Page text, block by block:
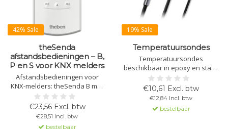
42% Sale
theSenda
afstandsbedieningen – B,
P en S voor KNX melders
Afstandsbedieningen voor
KNX-melders: theSenda B met
app-integratie, theSenda P voor
service en theSenda S voor
gebruikersbediening en
lichtscènes.
€23,56 Excl. btw
€28,51 Incl. btw
bestelbaar
19% Sale
Temperatuursondes
Temperatuursondes
beschikbaar in epoxy en staal.
Nauwkeurigheid van 0,5°C bij
25°C, met IP67 bescherming en
3m kabel. Ideaal voor diverse
installatieomstandigheden en
meettoepassingen.
€10,61 Excl. btw
€12,84 Incl. btw
bestelbaar